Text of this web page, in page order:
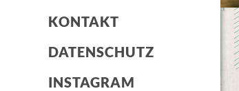
KONTAKT
DATENSCHUTZ
INSTAGRAM